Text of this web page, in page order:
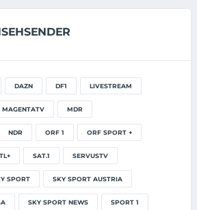
DAZN DF1 LIVESTREAM
MAGENTATV MDR
NDR ORF 1 ORF SPORT +
SAT.1 SERVUSTV
SPORT SKY SPORT AUSTRIA
SKY SPORT NEWS SPORT 1